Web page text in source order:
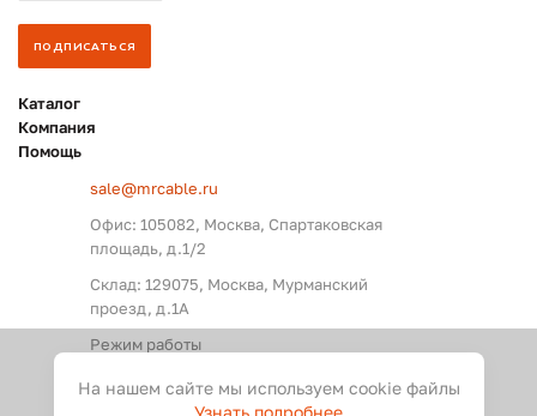
Каталог
Компания
Помощь
sale@mrcable.ru
Офис: 105082, Москва, Спартаковская
площадь, д.1/2
Склад: 129075, Москва, Мурманский
проезд, д.1А
Режим работы
На нашем сайте мы используем cookie файлы
Узнать подробнее